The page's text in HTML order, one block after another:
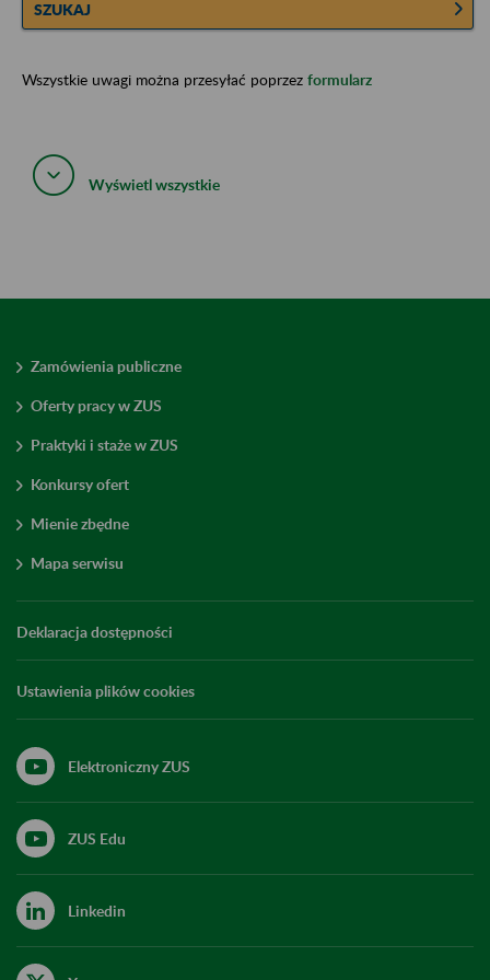
SZUKAJ
Wszystkie uwagi można przesyłać poprzez formularz
Wyświetl wszystkie
Zamówienia publiczne
Oferty pracy w ZUS
Praktyki i staże w ZUS
Konkursy ofert
Mienie zbędne
Mapa serwisu
Deklaracja dostępności
Ustawienia plików cookies
Elektroniczny ZUS
ZUS Edu
Linkedin